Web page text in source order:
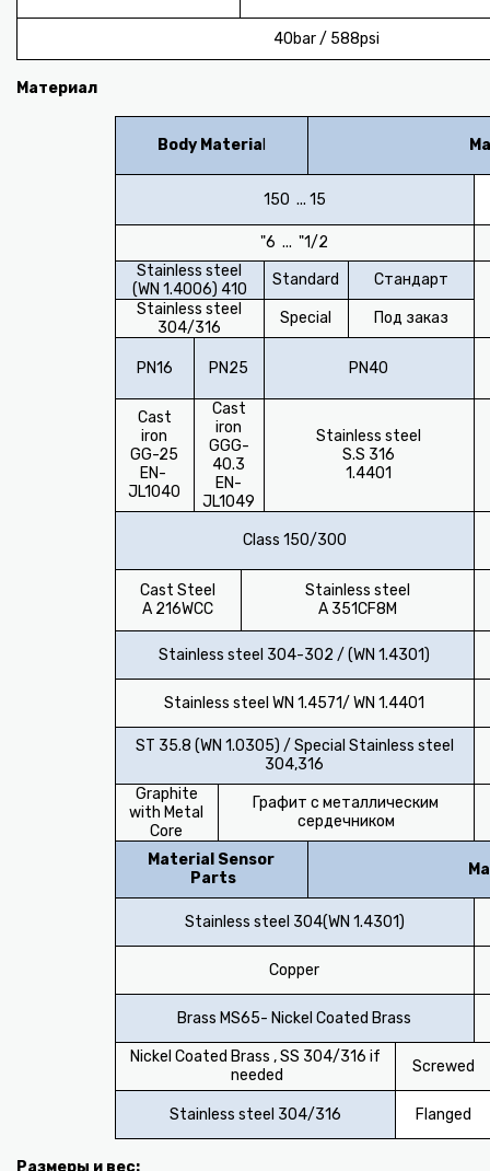
40bar / 588psi
Материал
Body Materia
15 ... 150
1/2" ... 6"
Стандарт
Standard
Stainless steel
(WN 1.4006) 410
Под заказ
Special
Stainless steel
304/316
PN40
PN25
PN16
Stainless steel
S.S 316
1.4401
Cast
iron
GGG-
40.3
EN-
JL1049
Cast
iron
GG-25
EN-
JL1040
Class 150/300
Stainless steel
A 351CF8M
Cast Steel
A 216WCC
Stainless steel 304-302 / (WN 1.4301)
Stainless steel WN 1.4571/ WN 1.4401
ST 35.8 (WN 1.0305) / Special Stainless steel
304,316
Графит с металлическим
сердечником
Graphite
with Metal
Core
Material Sensor
Parts
Stainless steel 304(WN 1.4301)
Copper
Brass MS65- Nickel Coated Brass
Screwed
Nickel Coated Brass , SS 304/316 if
needed
Flanged
Stainless steel 304/316
Размеры и вес: